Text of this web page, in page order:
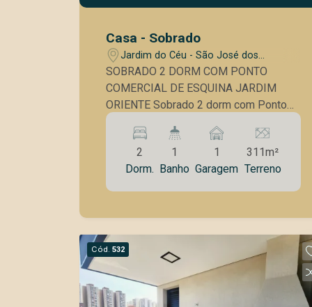
Casa - Sobrado
Jardim do Céu - São José dos
Campos/SP
SOBRADO 2 DORM COM PONTO
COMERCIAL DE ESQUINA JARDIM
ORIENTE Sobrado 2 dorm com Ponto
Comercial de esquina Cozinha Sala de
Jantar Banheiro Área de serviço
Churrasqueira Garagem coberta Portão
automático Ponto comercial de esquina
independente da casa
2
Dorm.
1
Banho
1
Garagem
311m²
Terreno
Cód. 532